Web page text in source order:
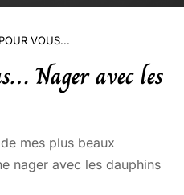
VOUS...
Nager avec les
mes plus beaux
nager avec les dauphins